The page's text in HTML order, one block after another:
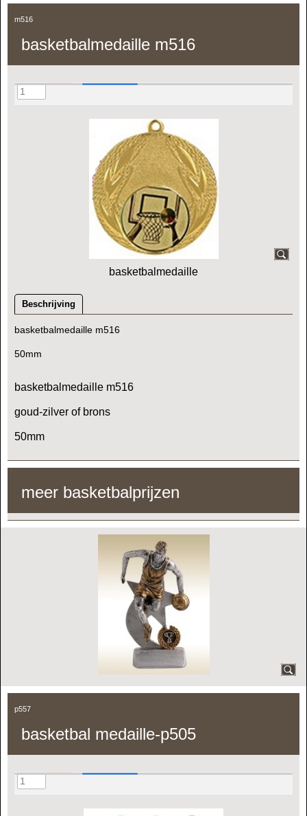
m516
basketbalmedaille m516
basketbalmedaille
Beschrijving
basketbalmedaille m516
50mm
basketbalmedaille m516
goud-zilver of brons
50mm
meer basketbalprijzen
p557
basketbal medaille-p505